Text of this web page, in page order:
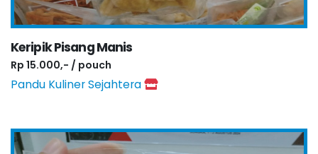
Keripik Pisang Manis
Rp 15.000,- / pouch
Pandu Kuliner Sejahtera